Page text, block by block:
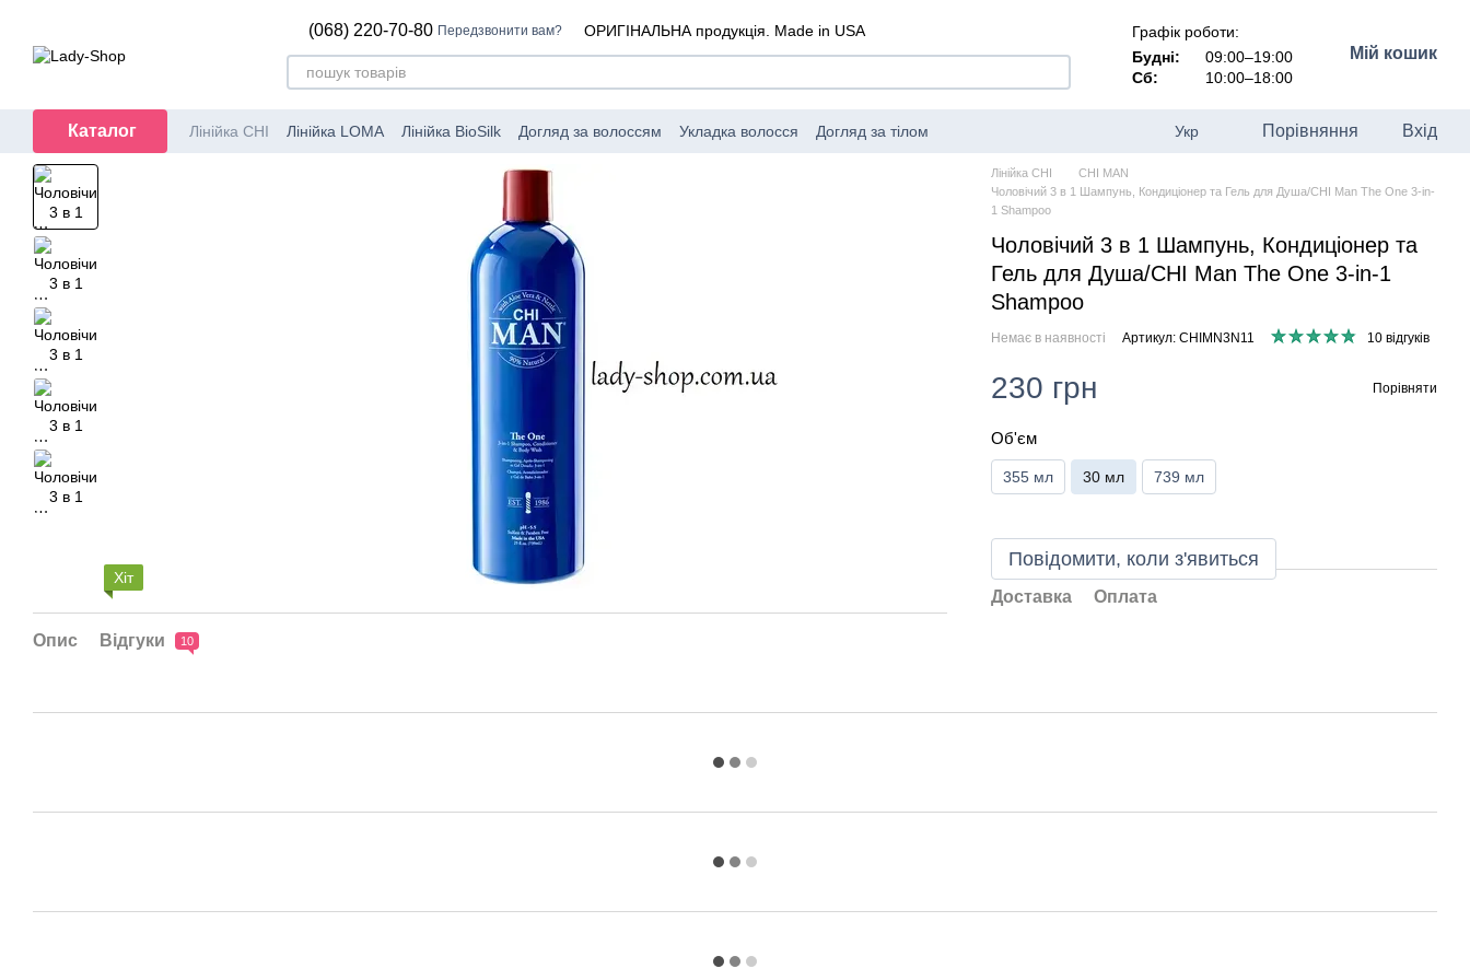
(068) 220-70-80 Передзвонити вам? ОРИГІНАЛЬНА продукція. Made in USA
Графік роботи:
Будні:
09:00–19:00
Сб:
10:00–18:00
Мій кошик
Каталог Лінійка CHI Лінійка LOMA Лінійка BioSilk Догляд за волоссям Укладка волосся
Догляд за тілом
Укр Порівняння Вхід
Хіт
Опис Відгуки 10
Лінійка CHI
CHI MAN
Чоловічий 3 в 1 Шампунь, Кондиціонер та Гель для Душа/CHI Man The One 3-in-
1 Shampoo
Чоловічий 3 в 1 Шампунь, Кондиціонер та
Гель для Душа/CHI Man The One 3-in-1
Shampoo
Немає в наявності Артикул: CHIMN3N11 10 відгуків
230 грн Порівняти
Об'єм
355 мл 30 мл 739 мл
Повідомити, коли з'явиться
Доставка Оплата